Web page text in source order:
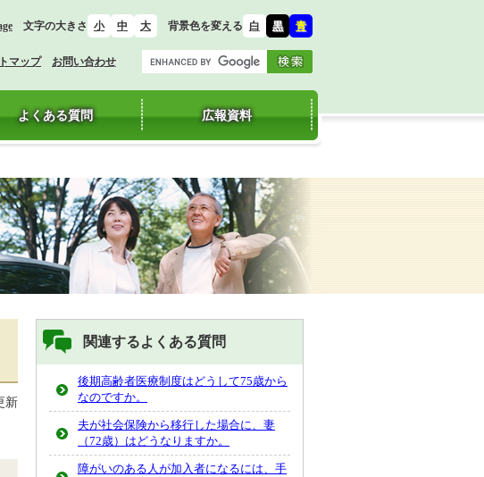
文字の大きさ 小 中 大 背景色を変える 白 黒 青
マップ お問い合わせ
よくある質問 広報資料
新
関連するよくある質問
後期高齢者医療制度はどうして75歳から
なのですか。
夫が社会保険から移行した場合に、妻
（72歳）はどうなりますか。
障がいのある人が加入者になるには、手